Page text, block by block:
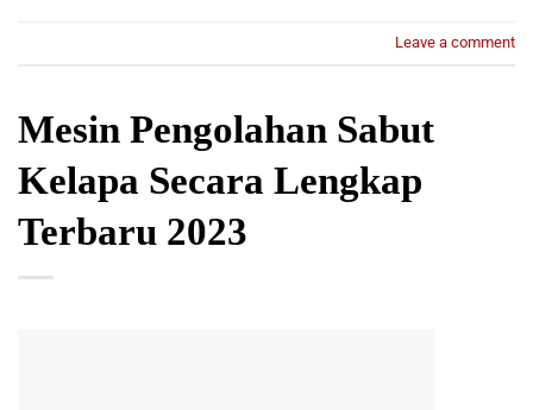
Leave a comment
Mesin Pengolahan Sabut
Kelapa Secara Lengkap
Terbaru 2023